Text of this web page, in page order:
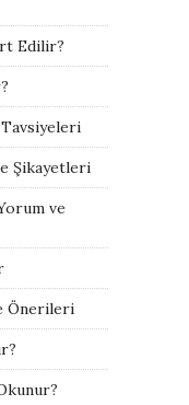
Edilir?
Şikayetleri
ve
Önerileri